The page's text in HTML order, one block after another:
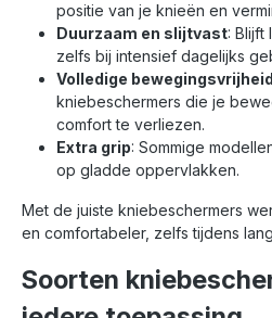
positie van je knieën en
Duurzaam en slijtvast: Blijft
zelfs bij intensief dagelijks
Volledige bewegingsvrijheid
kniebeschermers die je
comfort te verliezen.
Extra grip: Sommige
op gladde oppervlakken.
Met de juiste kniebeschermers
en comfortabeler, zelfs tijdens
Soorten